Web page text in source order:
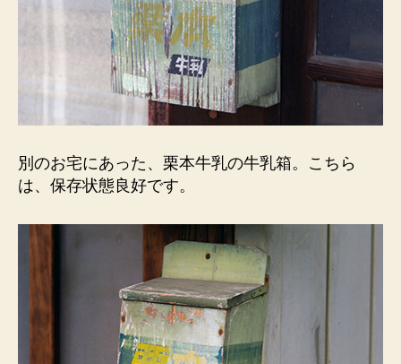
別のお宅にあった、栗本牛乳の牛乳箱。こちら
は、保存状態良好です。